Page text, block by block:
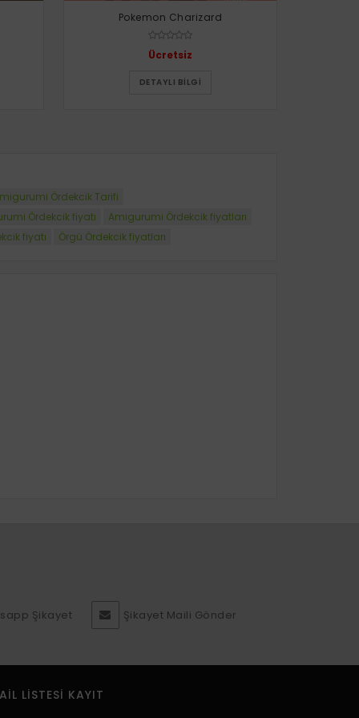
Pokemon Charizard
Ücretsiz
DETAYLI BILGI
Ördekcik Tarifi
Ördekcik fiyatı
Amigurumi Ördekcik fiyatları
fiyatı Örgü Ördekcik fiyatları
Şikayet Şikayet Maili Gönder
LISTESI KAYIT